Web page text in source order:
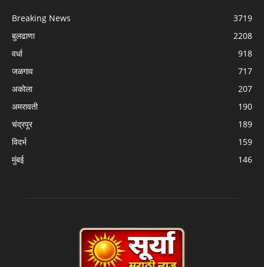
Breaking News
3719
बुलढाणा
2208
वर्धा
918
जळगाव
717
अकोला
207
अमरावती
190
चंद्रपूर
189
विदर्भ
159
मुंबई
146